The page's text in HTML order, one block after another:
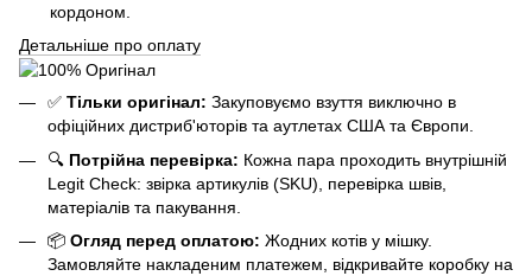
кордоном.
Детальніше про оплату
✅ Тільки оригінал: Закуповуємо взуття виключно в
офіційних дистриб'юторів та аутлетах США та Європи.
🔍 Потрійна перевірка: Кожна пара проходить внутрішній
Legit Check: звірка артикулів (SKU), перевірка швів,
матеріалів та пакування.
📦 Огляд перед оплатою: Жодних котів у мішку.
Замовляйте накладеним платежем, відкривайте коробку на